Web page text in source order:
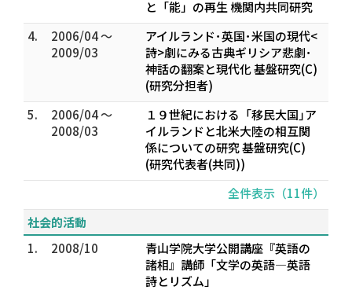
と「能」の再生 機関内共同研究
4.
2006/04 ～
2009/03
アイルランド･英国･米国の現代<
詩>劇にみる古典ギリシア悲劇･
神話の翻案と現代化 基盤研究(C)
(研究分担者)
5.
2006/04 ～
2008/03
１９世紀における「移民大国｣ア
イルランドと北米大陸の相互関
係についての研究 基盤研究(C)
(研究代表者(共同))
全件表示（11件）
社会的活動
1.
2008/10
青山学院大学公開講座『英語の
諸相』講師「文学の英語―英語
詩とリズム」